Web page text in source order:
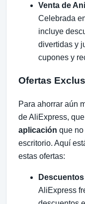
Venta de
Celebrada
incluye
divertidas y
cupones y
Ofertas
Para ahorrar aún
de AliExpress,
aplicación que
escritorio. Aquí
estas ofertas:
AliExpress